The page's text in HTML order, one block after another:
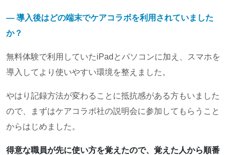
― 導入後はどの端末でケアコラボを利用されていました
か？
無料体験で利用していたiPadとパソコンに加え、スマホを
導入してより使いやすい環境を整えました。
やはり記録方法が変わることに抵抗感がある方もいました
ので、まずはケアコラボ社の説明会に参加してもらうこと
からはじめました。
得意な職員が先に使い方を覚えたので、覚えた人から順番